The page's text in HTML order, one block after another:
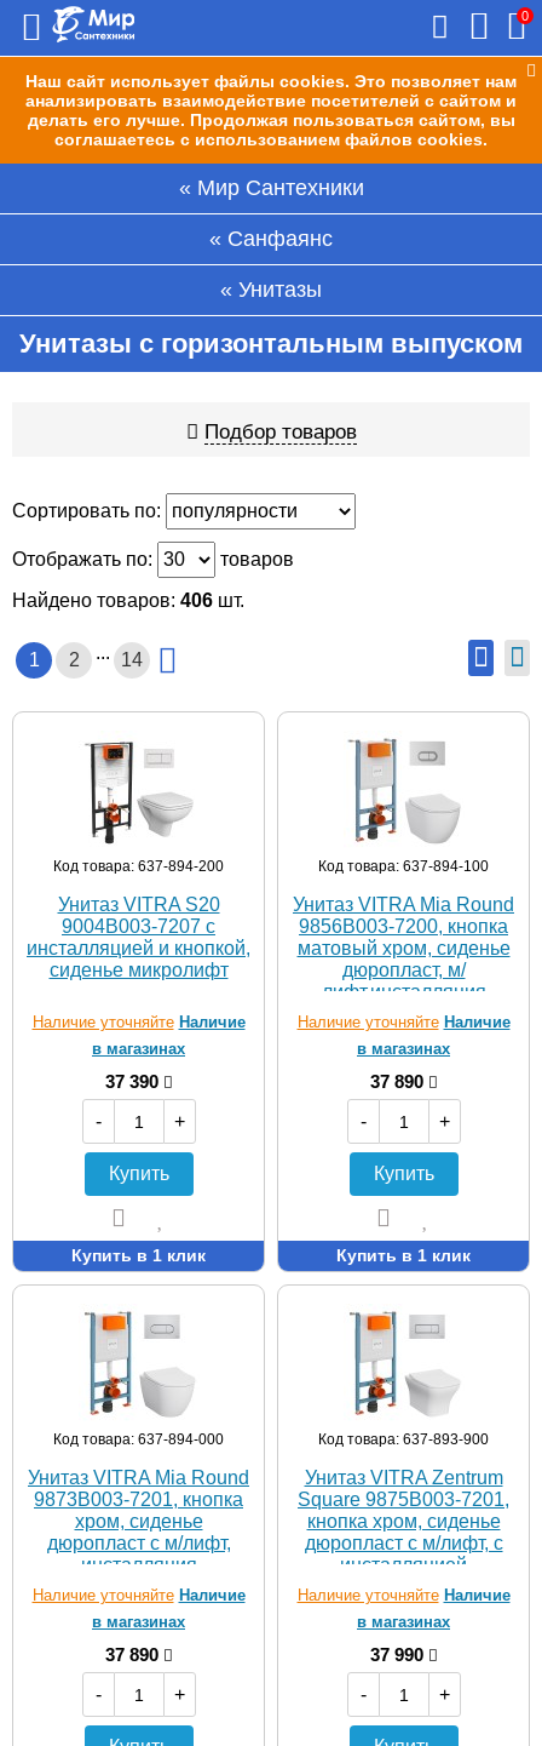
Наш сайт использует файлы cookies. Это позволяет нам
анализировать взаимодействие посетителей с сайтом и
делать его лучше. Продолжая пользоваться сайтом, вы
соглашаетесь с использованием файлов cookies.
0
Мир Сантехники
Санфаянс
Унитазы
Унитазы с горизонтальным выпуском
Подбор товаров
Сортировать по:
Отображать по:
товаров
Найдено товаров: 406 шт.
1 2 ... 14
Код товара: 637-894-200
Унитаз VITRA S20
9004B003-7207 с
инсталляцией и кнопкой,
сиденье микролифт
Наличие уточняйте Наличие
в магазинах
37 390
-
+
Купить
Купить в 1 клик
Код товара: 637-894-100
Унитаз VITRA Mia Round
9856B003-7200, кнопка
матовый хром, сиденье
дюропласт, м/
лифт,инсталляция
Наличие уточняйте Наличие
в магазинах
37 890
-
+
Купить
Купить в 1 клик
Код товара: 637-894-000
Унитаз VITRA Mia Round
9873B003-7201, кнопка
хром, сиденье
дюропласт с м/лифт,
инсталляция
Наличие уточняйте Наличие
в магазинах
37 890
-
+
Код товара: 637-893-900
Унитаз VITRA Zentrum
Square 9875B003-7201,
кнопка хром, сиденье
дюропласт с м/лифт, с
инсталляцией
Наличие уточняйте Наличие
в магазинах
37 990
-
+